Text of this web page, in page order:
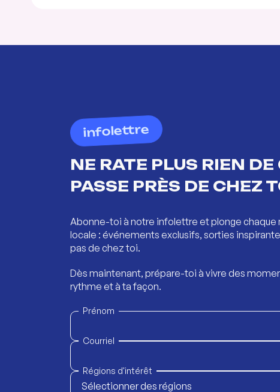
infolettre
NE RATE PLUS RIEN DE
PASSE PRÈS DE CHEZ
Abonne-toi à notre infolettre et plonge chaque
locale : événements exclusifs, sorties
pas de chez toi.
Dès maintenant, prépare-toi à vivre des
rythme et à ta façon.
Prénom
Courriel
Régions d'intérêt
Sélectionner des régions